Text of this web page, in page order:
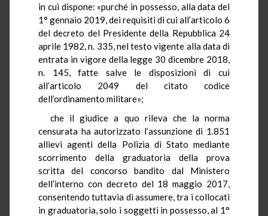
in cui dispone: «purché in possesso, alla data del
1° gennaio 2019, dei requisiti di cui all’articolo 6
del decreto del Presidente della Repubblica 24
aprile 1982, n. 335, nel testo vigente alla data di
entrata in vigore della legge 30 dicembre 2018,
n. 145, fatte salve le disposizioni di cui
all’articolo 2049 del citato codice
dell’ordinamento militare»;
che il giudice a quo rileva che la norma
censurata ha autorizzato l’assunzione di 1.851
allievi agenti della Polizia di Stato mediante
scorrimento della graduatoria della prova
scritta del concorso bandito dal Ministero
dell’interno con decreto del 18 maggio 2017,
consentendo tuttavia di assumere, tra i collocati
in graduatoria, solo i soggetti in possesso, al 1°